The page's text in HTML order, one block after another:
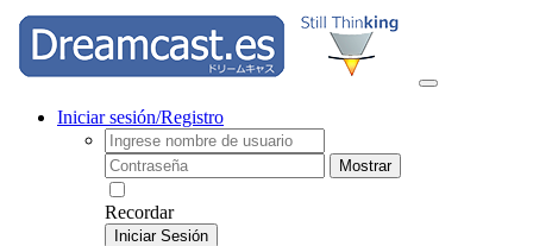
Iniciar sesión/Registro
Mostrar
Recordar
Iniciar Sesión